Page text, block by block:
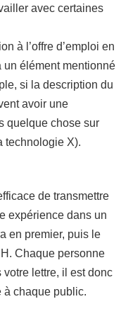
avec certaines
à l’offre d’emploi en
un élément mentionné
si la description du
avoir une
quelque chose sur
technologie X).
de transmettre
expérience dans un
en premier, puis le
Chaque personne
lettre, il est donc
à chaque public.